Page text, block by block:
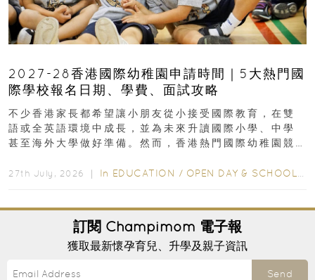
2027-28香港國際幼稚園申請時間｜5大熱門國
際學校報名日期、學費、面試攻略
不少香港家長都希望讓小朋友從小接受國際教育，在雙
語或全英語環境中成長，並為未來升讀國際小學、中學
甚至海外大學做好準備。然而，香港熱門國際幼稚園競
27th July, 2026 ｜ In EDUCATION / OPEN DAY & SCHOOL EVENTS
訂閱 Champimom 電子報
獲取最新懷孕育兒、升學及親子資訊
Send